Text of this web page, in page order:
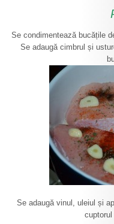
Se condimentează bucățile
Se adaugă cimbrul și
Se adaugă vinul, uleiul și
cuptorul